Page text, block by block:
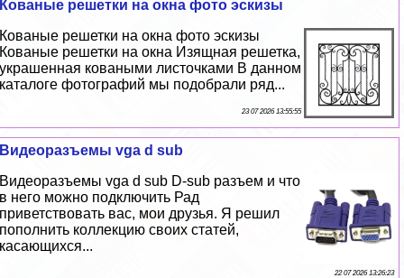
Кованые решетки на окна фото эскизы
Кованые решетки на окна фото эскизы
Кованые решетки на окна Изящная решетка,
украшенная коваными листочками В данном
каталоге фотографий мы подобрали ряд...
23 07 2026 13:55:55
Видеоразъемы vga d sub
Видеоразъемы vga d sub D-sub разъем и что
в него можно подключить Рад
приветствовать вас, мои друзья. Я решил
пополнить коллекцию своих статей,
касающихся...
22 07 2026 13:26:23